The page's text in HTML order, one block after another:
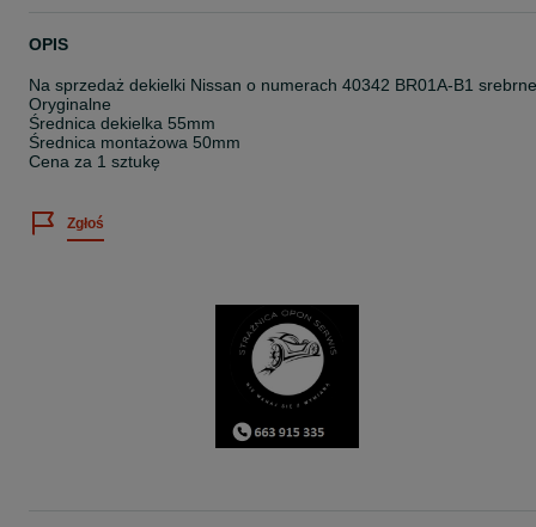
OPIS
Na sprzedaż dekielki Nissan o numerach 40342 BR01A-B1 srebrne
Oryginalne
Średnica dekielka 55mm
Średnica montażowa 50mm
Cena za 1 sztukę
Zgłoś